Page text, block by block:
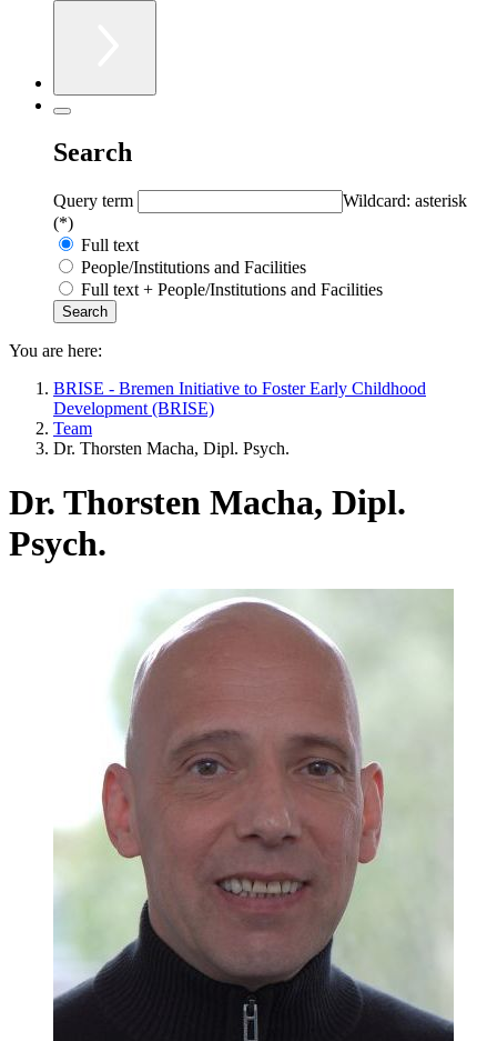
Search
Query term
Wildcard: asterisk
(*)
Full text
People/Institutions and Facilities
Full text + People/Institutions and Facilities
You are here:
BRISE - Bremen Initiative to Foster Early Childhood
Development (BRISE)
Team
Dr. Thorsten Macha, Dipl. Psych.
Dr. Thorsten Macha, Dipl.
Psych.